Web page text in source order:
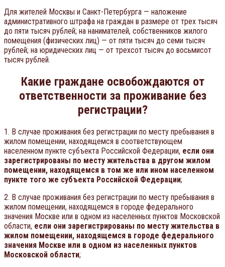
Для жителей Москвы и Санкт-Петербурга — наложение
административного штрафа на граждан в размере от трех тысяч
до пяти тысяч рублей; на нанимателей, собственников жилого
помещения (физических лиц) — от пяти тысяч до семи тысяч
рублей; на юридических лиц — от трехсот тысяч до восьмисот
тысяч рублей.
Какие граждане освобождаются от
ответственности за проживание без
регистрации?
1. В случае проживания без регистрации по месту пребывания в
жилом помещении, находящемся в соответствующем
населенном пункте субъекта Российской Федерации, если они
зарегистрированы по месту жительства в другом жилом
помещении, находящемся в том же или ином населенном
пункте того же субъекта Российской Федерации;
2. В случае проживания без регистрации по месту пребывания в
жилом помещении, находящемся в городе федерального
значения Москве или в одном из населенных пунктов Московской
области, если они зарегистрированы по месту жительства в
жилом помещении, находящемся в городе федерального
значения Москве или в одном из населенных пунктов
Московской области;